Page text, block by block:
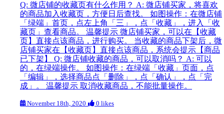
Q: 微店铺的收藏页有什么作用？ A: 微店铺买家，将喜欢
的商品加入收藏页，方便日后查找。 如图操作：在微店铺
「绿端」首页，点左上角「三」，点「收藏」，进入「收
藏页」查看商品。 温馨提示 微店铺买家，可以在【收藏
页】直接点该商品，进行购买。 当收藏的商品下架后，微
店铺买家在【收藏页】直接点该商品，系统会提示【商品
已下架】 Q: 微店铺收藏的商品，可以取消吗？ A: 可以
的，在绿端操作。 如图操作：在绿端「收藏」页面，点
「编辑」，选择商品点「删除」，点「确认」，点「完
成」。 温馨提示 取消收藏商品，不能批量操作。
November 18th, 2020 0 likes